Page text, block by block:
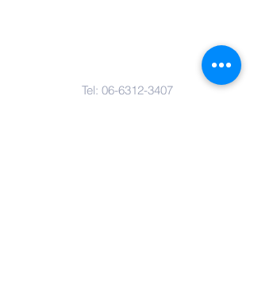
Tel: 06-6312-3407